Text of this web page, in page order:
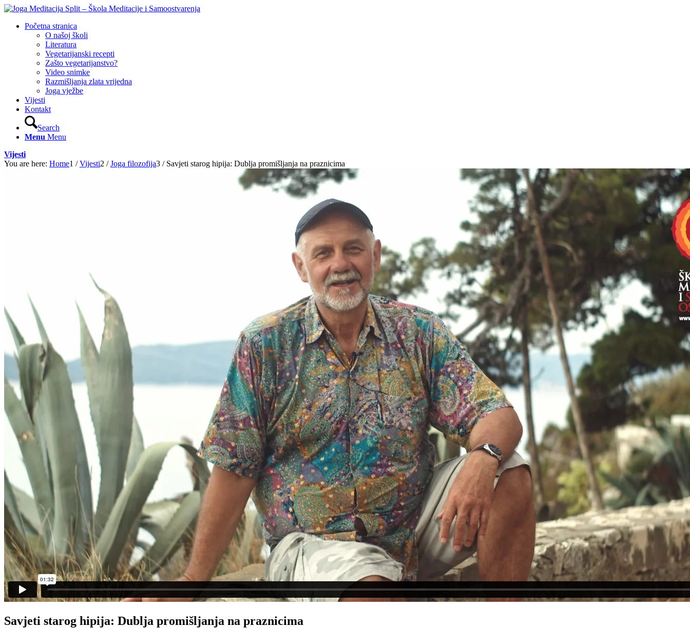
Početna stranica
O našoj školi
Literatura
Vegetarijanski recepti
Zašto vegetarijanstvo?
Video snimke
Razmišljanja zlata vrijedna
Joga vježbe
Vijesti
Kontakt
Search
Menu Menu
Vijesti
You are here: Home1 / Vijesti2 / Joga filozofija3 / Savjeti starog hipija: Dublja promišljanja na praznicima
Savjeti starog hipija: Dublja promišljanja na praznicima